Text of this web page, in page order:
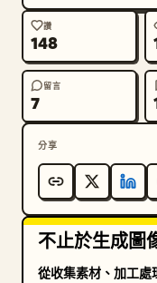
限制：無標誌、無浮
版外無額外文字。保
部的設計。
讚
148
留言
7
分享
不止於生成圖
從收集素材、加工處